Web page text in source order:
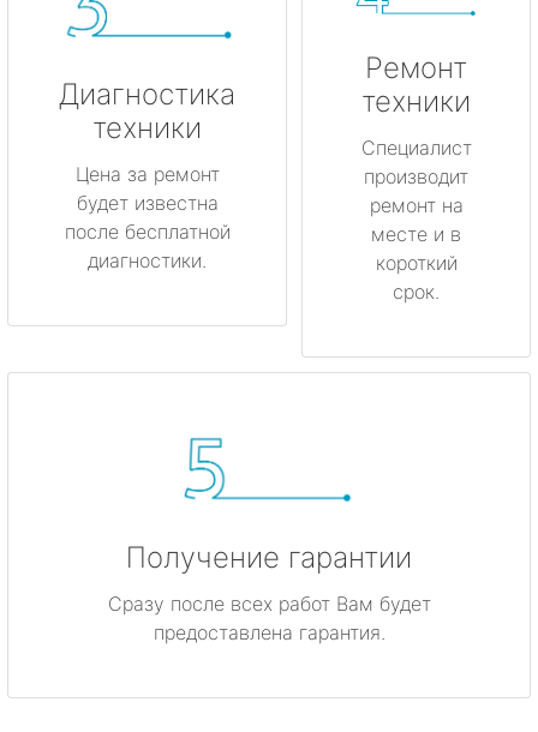
Диагностика
техники
Цена за ремонт
будет известна
после бесплатной
диагностики.
Ремонт
техники
Специалист
производит
ремонт на
месте и в
короткий
срок.
Получение гарантии
Сразу после всех работ Вам будет
предоставлена гарантия.